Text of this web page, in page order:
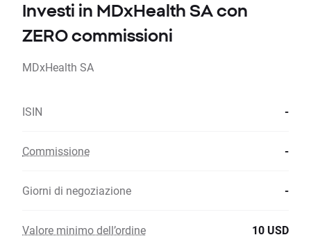
Investi in MDxHealth SA con
ZERO commissioni
MDxHealth SA
ISIN -
Commissione -
Giorni di negoziazione -
Valore minimo dell’ordine 10 USD